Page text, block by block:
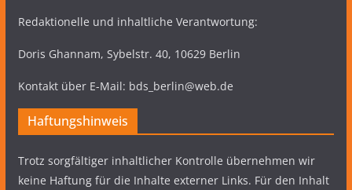
Redaktionelle und inhaltliche Verantwortung:
Doris Ghannam, Sybelstr. 40, 10629 Berlin
Kontakt über E-Mail: bds_berlin@web.de
Haftungshinweis
Trotz sorgfältiger inhaltlicher Kontrolle übernehmen wir
keine Haftung für die Inhalte externer Links. Für den Inhalt